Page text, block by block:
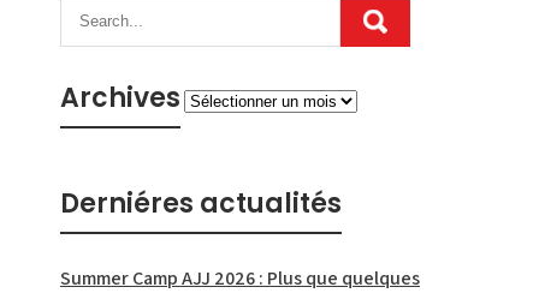
ArchivesArchives
Derniéres actualités
Summer Camp AJJ 2026 : Plus que quelques